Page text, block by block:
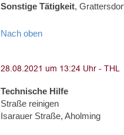
Sonstige Tätigkeit,
Nach oben
Technische Hilfe
Straße reinigen
Isarauer Straße, Aholming